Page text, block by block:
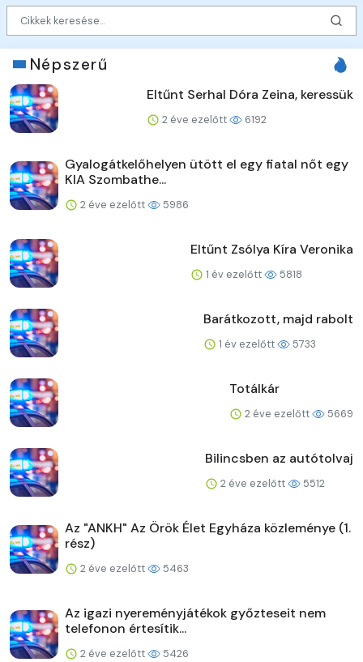
Népszerű
Eltűnt Serhal Dóra Zeina, keressük
2 éve ezelőtt 6192
Gyalogátkelőhelyen ütött el egy fiatal nőt egy
KIA Szombathe...
2 éve ezelőtt 5986
Eltűnt Zsólya Kíra Veronika
1 év ezelőtt 5818
Barátkozott, majd rabolt
1 év ezelőtt 5733
Totálkár
2 éve ezelőtt 5669
Bilincsben az autótolvaj
2 éve ezelőtt 5512
Az "ANKH" Az Örök Élet Egyháza közleménye (1.
rész)
2 éve ezelőtt 5463
Az igazi nyereményjátékok győzteseit nem
telefonon értesítik...
2 éve ezelőtt 5426